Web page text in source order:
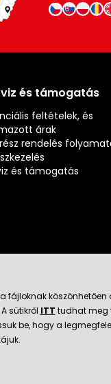
és támogatás
feltételek, és
árak
rendelés
és támogatás
kereskedő
fájloknak
sütikről ITT tudhat meg
be, hogy a